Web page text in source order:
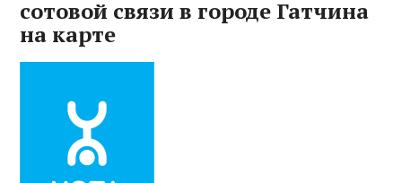
сотовой связи в городе Гатчина
на карте